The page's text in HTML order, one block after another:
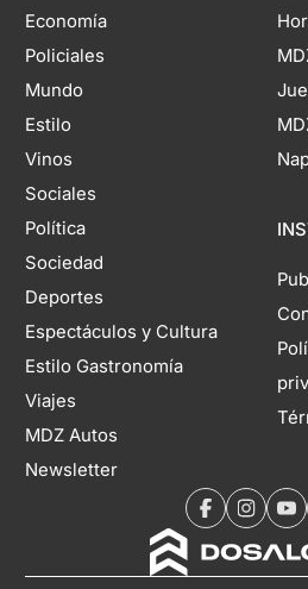
Economía
Policiales
Mundo
Estilo
Vinos
Sociales
Política
Sociedad
Deportes
Espectáculos y Cultura
Estilo Gastronomía
Viajes
MDZ Autos
Newsletter